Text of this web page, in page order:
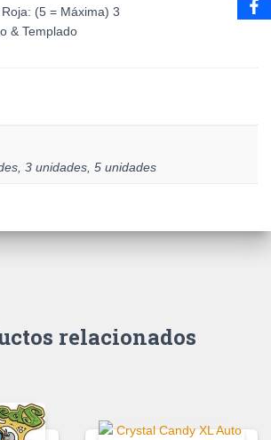
(5 = Máxima) 3
& Templado
3 unidades, 5 unidades
relacionados